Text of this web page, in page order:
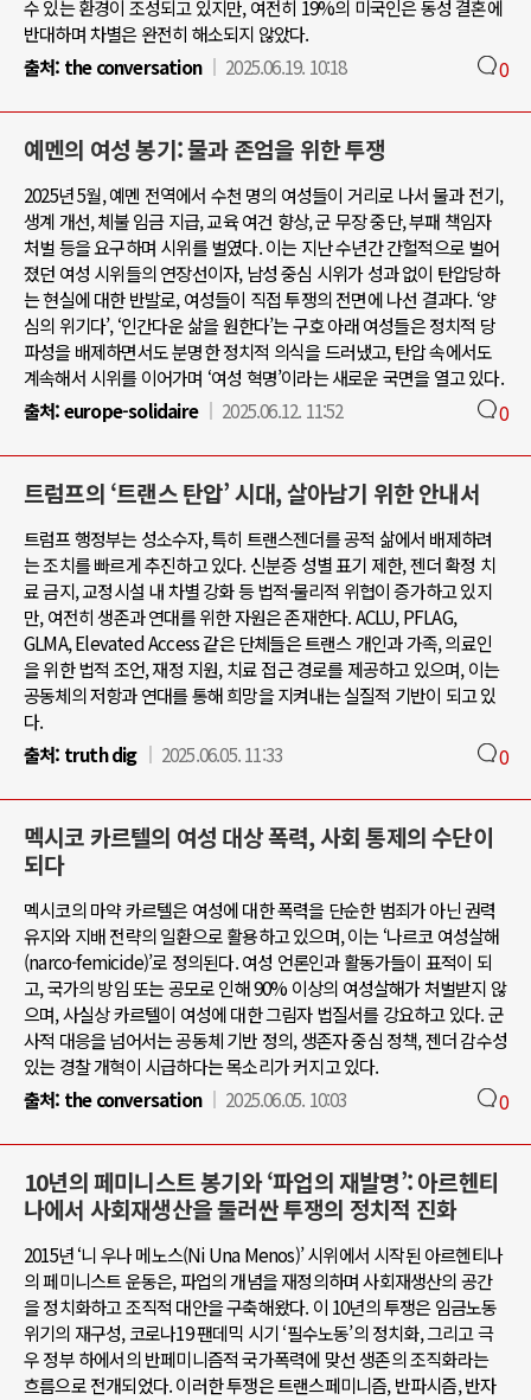
수 있는 환경이 조성되고 있지만, 여전히 19%의 미국인은 동성 결혼에
반대하며 차별은 완전히 해소되지 않았다.
출처: the conversation 2025.06.19. 10:18 0
예멘의 여성 봉기: 물과 존엄을 위한 투쟁
2025년 5월, 예멘 전역에서 수천 명의 여성들이 거리로 나서 물과 전기,
생계 개선, 체불 임금 지급, 교육 여건 향상, 군 무장 중단, 부패 책임자
처벌 등을 요구하며 시위를 벌였다. 이는 지난 수년간 간헐적으로 벌어
졌던 여성 시위들의 연장선이자, 남성 중심 시위가 성과 없이 탄압당하
는 현실에 대한 반발로, 여성들이 직접 투쟁의 전면에 나선 결과다. ‘양
심의 위기다’, ‘인간다운 삶을 원한다’는 구호 아래 여성들은 정치적 당
파성을 배제하면서도 분명한 정치적 의식을 드러냈고, 탄압 속에서도
계속해서 시위를 이어가며 ‘여성 혁명’이라는 새로운 국면을 열고 있다.
출처:europe-solidaire 2025.06.12. 11:52 0
트럼프의 ‘트랜스 탄압’ 시대, 살아남기 위한 안내서
트럼프 행정부는 성소수자, 특히 트랜스젠더를 공적 삶에서 배제하려
는 조치를 빠르게 추진하고 있다. 신분증 성별 표기 제한, 젠더 확정 치
료 금지, 교정시설 내 차별 강화 등 법적·물리적 위협이 증가하고 있지
만, 여전히 생존과 연대를 위한 자원은 존재한다. ACLU, PFLAG,
GLMA, Elevated Access 같은 단체들은 트랜스 개인과 가족, 의료인
을 위한 법적 조언, 재정 지원, 치료 접근 경로를 제공하고 있으며, 이는
공동체의 저항과 연대를 통해 희망을 지켜내는 실질적 기반이 되고 있
다.
출처: truth dig 2025.06.05. 11:33 0
멕시코 카르텔의 여성 대상 폭력, 사회 통제의 수단이
되다
멕시코의 마약 카르텔은 여성에 대한 폭력을 단순한 범죄가 아닌 권력
유지와 지배 전략의 일환으로 활용하고 있으며, 이는 ‘나르코 여성살해
(narco-femicide)’로 정의된다. 여성 언론인과 활동가들이 표적이 되
고, 국가의 방임 또는 공모로 인해 90% 이상의 여성살해가 처벌받지 않
으며, 사실상 카르텔이 여성에 대한 그림자 법질서를 강요하고 있다. 군
사적 대응을 넘어서는 공동체 기반 정의, 생존자 중심 정책, 젠더 감수성
있는 경찰 개혁이 시급하다는 목소리가 커지고 있다.
출처: the conversation 2025.06.05. 10:03 0
10년의 페미니스트 봉기와 ‘파업의 재발명’: 아르헨티
나에서 사회재생산을 둘러싼 투쟁의 정치적 진화
2015년 ‘니 우나 메노스(Ni Una Menos)’ 시위에서 시작된 아르헨티나
의 페미니스트 운동은, 파업의 개념을 재정의하며 사회재생산의 공간
을 정치화하고 조직적 대안을 구축해왔다. 이 10년의 투쟁은 임금노동
위기의 재구성, 코로나19 팬데믹 시기 ‘필수노동’의 정치화, 그리고 극
우 정부 하에서의 반페미니즘적 국가폭력에 맞선 생존의 조직화라는
흐름으로 전개되었다. 이러한 투쟁은 트랜스페미니즘, 반파시즘, 반자